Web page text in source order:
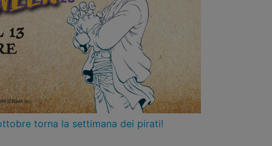
torna la settimana dei pirati!